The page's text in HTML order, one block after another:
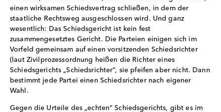
einen wirksamen Schiedsvertrag schließen, in dem der
staatliche Rechtsweg ausgeschlossen wird. Und ganz
wesentlich: Das Schiedsgericht ist kein fest
zusammengesetztes Gericht. Die Parteien einigen sich im
Vorfeld gemeinsam auf einen vorsitzenden Schiedsrichter
(laut Zivilprozessordnung heißen die Richter eines
Schiedsgerichts „Schiedsrichter“, sie pfeifen aber nicht. Dann
bestimmt jede Partei einen Schiedsrichter nach eigener
Wahl.
Gegen die Urteile des „echten“ Schiedsgerichts, gibt es im